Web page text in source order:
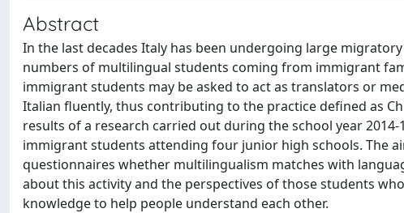
Abstract
In the last decades Italy has been undergoing large
numbers of multilingual students coming from immigrant
immigrant students may be asked to act as translators or
Italian fluently, thus contributing to the practice defined as
results of a research carried out during the school year
immigrant students attending four junior high schools. The
questionnaires whether multilingualism matches with
about this activity and the perspectives of those students
knowledge to help people understand each other.